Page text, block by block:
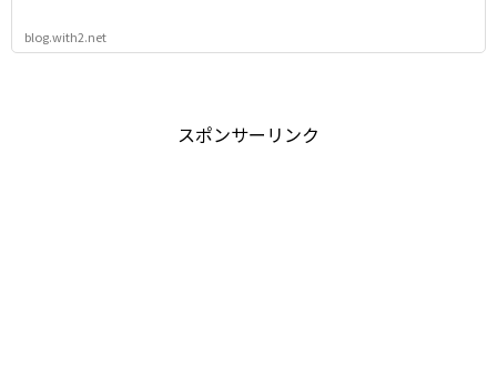
blog.with2.net
スポンサーリンク